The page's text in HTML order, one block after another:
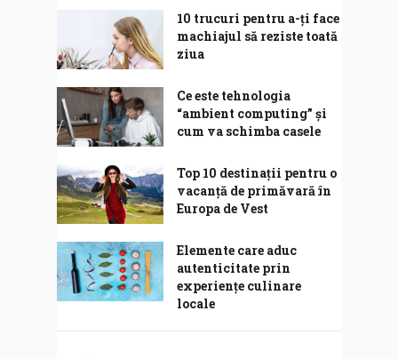
10 trucuri pentru a-ți face
machiajul să reziste toată
ziua
Ce este tehnologia
“ambient computing” și
cum va schimba casele
Top 10 destinații pentru o
vacanță de primăvară în
Europa de Vest
Elemente care aduc
autenticitate prin
experiențe culinare
locale